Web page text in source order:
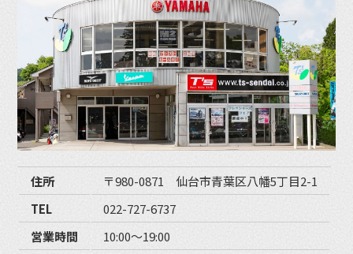
住所
〒980-0871 仙台市青葉区八幡5丁目2-1
TEL
022-727-6737
営業時間
10:00〜19:00